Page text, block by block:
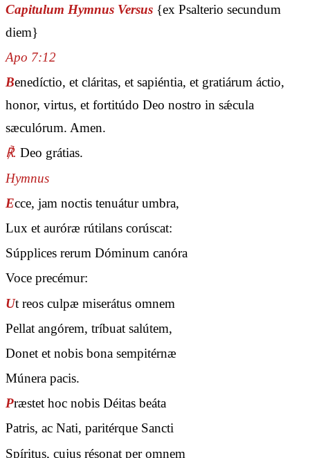
Capitulum Hymnus Versus {ex Psalterio secundum
diem}
Apo 7:12
Benedíctio, et cláritas, et sapiéntia, et gratiárum áctio,
honor, virtus, et fortitúdo Deo nostro in sǽcula
sæculórum. Amen.
℟. Deo grátias.
Hymnus
Ecce, jam noctis tenuátur umbra,
Lux et auróræ rútilans corúscat:
Súpplices rerum Dóminum canóra
Voce precémur:
Ut reos culpæ miserátus omnem
Pellat angórem, tríbuat salútem,
Donet et nobis bona sempitérnæ
Múnera pacis.
Præstet hoc nobis Déitas beáta
Patris, ac Nati, paritérque Sancti
Spíritus, cujus résonat per omnem